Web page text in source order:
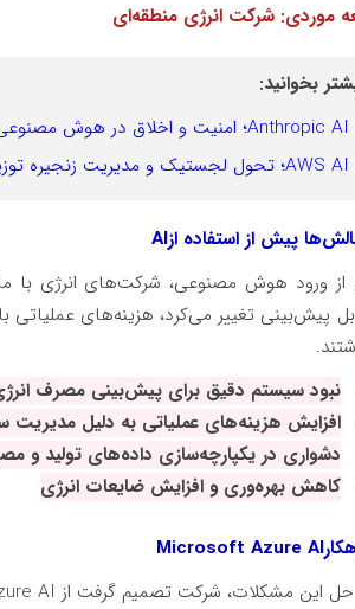
موردی: شرکت انرژی منطقه‌ای
بخوانید:
Anthropic AI؛ امنیت و اخلاق در هوش مصنوعی
AWS AI؛ تحول لجستیک و مدیریت زنجیره توزیع
پیش از استفاده ازAI
ورود هوش مصنوعی، شرکت‌های انرژی با
پیش‌بینی تغییر می‌کرد، هزینه‌های
.
نبود سیستم دقیق برای پیش‌بینی مصرف
افزایش هزینه‌های عملیاتی به دلیل مدیریت
دشواری در یکپارچه‌سازی داده‌های تولید و
کاهش بهره‌وری و افزایش ضایعات انرژی
Microsoft Azure AI
حل این مشکلات، شرکت تصمیم گرفت ازAI